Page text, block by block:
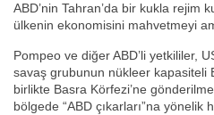
ABD’nin Tahran’da bir kukla rejim
ülkenin ekonomisini mahvetmeyi
Pompeo ve diğer ABD’li yetkililer,
savaş grubunun nükleer kapasiteli
birlikte Basra Körfezi’ne
bölgede “ABD çıkarları”na yönelik